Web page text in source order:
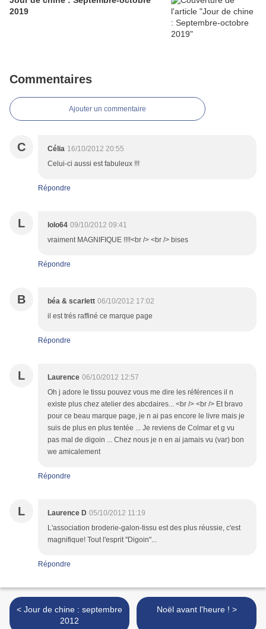
2019
Commentaires
Ajouter un commentaire
C Célia 16/10/2012 20:55
Celui-ci aussi est fabuleux !!!
Répondre
L lolo64 09/10/2012 09:41
vraiment MAGNIFIQUE !!!!<br /> <br /> bises
Répondre
B béa & scarlett 06/10/2012 17:02
il est trés raffiné ce marque page
Répondre
L Laurence 06/10/2012 12:57
Oh j adore le tissu pouvez vous me dire les références il n
existe plus chez atelier des abcdaires... <br /> <br /> Et bravo
pour ce beau marque page, je n ai pas encore le livre mais je
suis de plus en plus tentée ... Je reviens de Colmar et g vu
pas mal de digoin ... Chez nous je n en ai jamais vu (var) bon
we amicalement
Répondre
L Laurence D 05/10/2012 11:19
L'association broderie-galon-tissu est des plus réussie, c'est
magnifique! Tout l'esprit "Digoin"...
Répondre
< Jour de chine : septembre
2012
Noël avant l'heure ! >